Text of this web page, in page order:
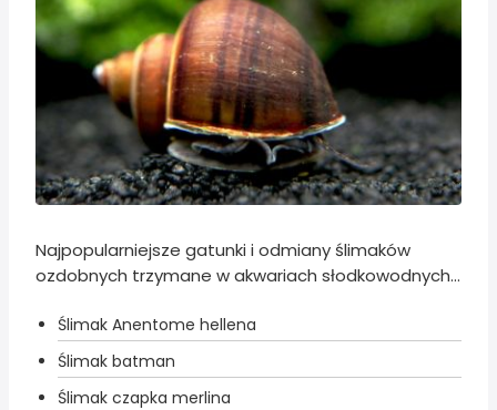
Najpopularniejsze gatunki i odmiany ślimaków
ozdobnych trzymane w akwariach słodkowodnych...
Ślimak Anentome hellena
Ślimak batman
Ślimak czapka merlina